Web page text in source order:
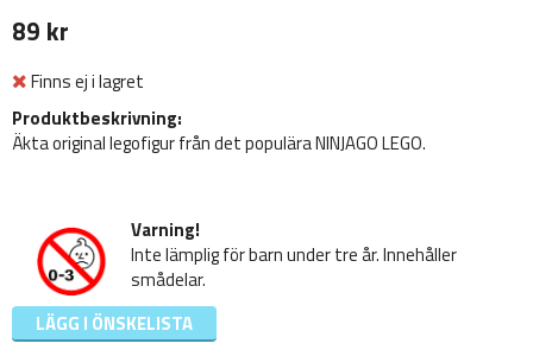
89 kr
Finns ej i lagret
Produktbeskrivning:
Äkta original legofigur från det populära NINJAGO LEGO.
Varning!
Inte lämplig för barn under tre år. Innehåller
smådelar.
LÄGG I ÖNSKELISTA